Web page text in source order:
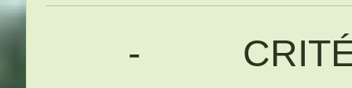
-